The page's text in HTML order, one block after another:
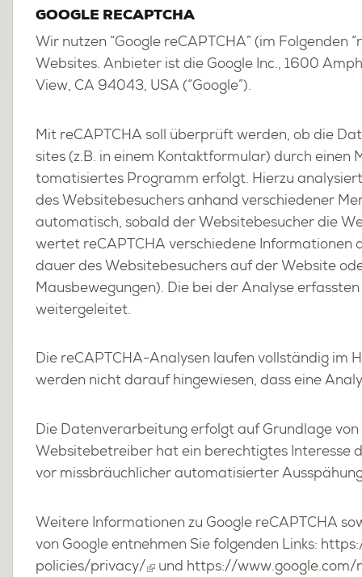
GOOG­LE RE­CAPT­CHA
Wir nut­zen “Goog­le re­CAPT­CHA” (im Fol­gen­den
Web­sites. An­bie­ter ist die Goog­le Inc., 1600
View, CA 94043, USA (“Goog­le”).
Mit re­CAPT­CHA soll über­prüft wer­den, ob die
sites (z.B. in einem Kon­takt­for­mu­lar) durch einen
to­ma­ti­sier­tes Pro­gramm er­folgt. Hier­zu
des Web­site­be­su­chers an­hand ver­schie­de­ner
au­to­ma­tisch, so­bald der Web­site­be­su­cher die
wer­tet re­CAPT­CHA ver­schie­de­ne In­for­ma­tio­nen
dau­er des Web­site­be­su­chers auf der Web­site
Maus­be­we­gun­gen). Die bei der Ana­ly­se
wei­ter­ge­lei­tet.
Die re­CAPT­CHA-Ana­ly­sen lau­fen voll­stän­dig im
wer­den nicht dar­auf hin­ge­wie­sen, dass eine
Die Da­ten­ver­ar­bei­tung er­folgt auf Grund­la­ge von
Web­site­be­trei­ber hat ein be­rech­tig­tes In­ter­es­se
vor miss­bräuch­li­cher au­to­ma­ti­sier­ter
Wei­te­re In­for­ma­tio­nen zu Goog­le re­CAPT­CHA
von Goog­le ent­neh­men Sie fol­gen­den Links:
policies/​privacy/
und https://​